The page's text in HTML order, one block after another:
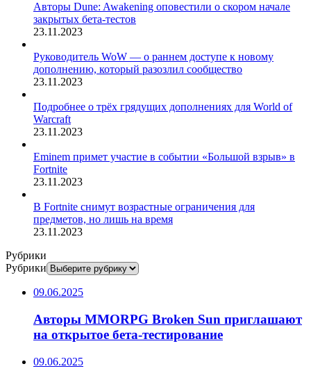
Авторы Dune: Awakening оповестили о скором начале
закрытых бета-тестов
23.11.2023
Руководитель WoW — о раннем доступе к новому
дополнению, который разозлил сообщество
23.11.2023
Подробнее о трёх грядущих дополнениях для World of
Warcraft
23.11.2023
Eminem примет участие в событии «Большой взрыв» в
Fortnite
23.11.2023
В Fortnite снимут возрастные ограничения для
предметов, но лишь на время
23.11.2023
Рубрики
Рубрики
09.06.2025
Авторы MMORPG Broken Sun приглашают
на открытое бета-тестирование
09.06.2025